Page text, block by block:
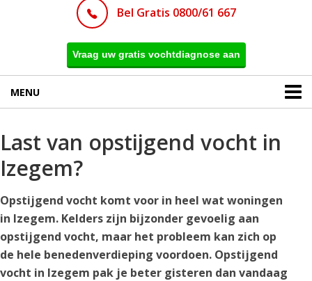
Bel Gratis 0800/61 667
Vraag uw gratis vochtdiagnose aan
MENU
Last van opstijgend vocht in
Izegem?
Opstijgend vocht komt voor in heel wat woningen
in Izegem. Kelders zijn bijzonder gevoelig aan
opstijgend vocht, maar het probleem kan zich op
de hele benedenverdieping voordoen. Opstijgend
vocht in Izegem pak je beter gisteren dan vandaag